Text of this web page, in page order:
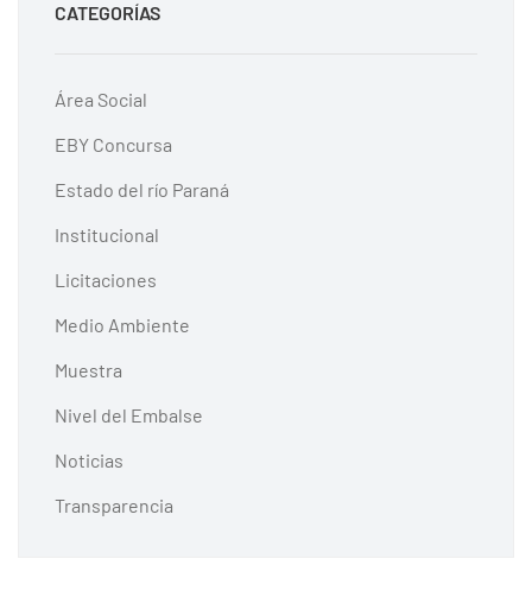
CATEGORÍAS
Área Social
EBY Concursa
Estado del río Paraná
Institucional
Licitaciones
Medio Ambiente
Muestra
Nivel del Embalse
Noticias
Transparencia